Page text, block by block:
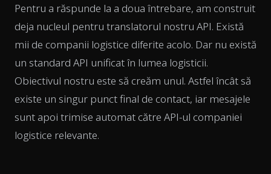
Pentru a răspunde la a doua întrebare, am construit
deja nucleul pentru translatorul nostru API. Există
mii de companii logistice diferite acolo. Dar nu există
un standard API unificat în lumea logisticii.
Obiectivul nostru este să creăm unul. Astfel încât să
existe un singur punct final de contact, iar mesajele
sunt apoi trimise automat către API-ul companiei
logistice relevante.